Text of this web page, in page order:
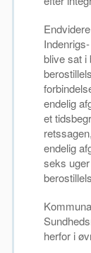
blive sat i
endelig
et
endelig
seks
herfor i